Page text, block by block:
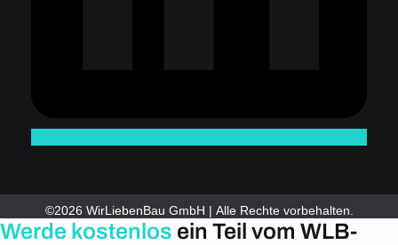
©2026 WirLiebenBau GmbH | Alle Rechte vorbehalten.
Werde kostenlos ein Teil vom WLB-